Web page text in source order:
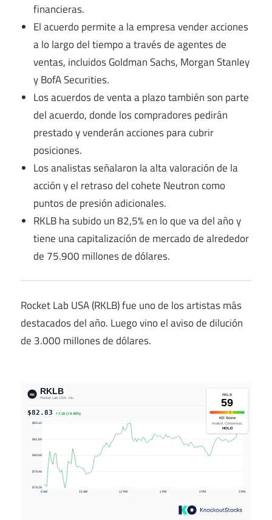
financieras.
El acuerdo permite a la empresa vender acciones
a lo largo del tiempo a través de agentes de
ventas, incluidos Goldman Sachs, Morgan Stanley
y BofA Securities.
Los acuerdos de venta a plazo también son parte
del acuerdo, donde los compradores pedirán
prestado y venderán acciones para cubrir
posiciones.
Los analistas señalaron la alta valoración de la
acción y el retraso del cohete Neutron como
puntos de presión adicionales.
RKLB ha subido un 82,5% en lo que va del año y
tiene una capitalización de mercado de alrededor
de 75.900 millones de dólares.
Rocket Lab USA (RKLB) fue uno de los artistas más
destacados del año. Luego vino el aviso de dilución
de 3.000 millones de dólares.